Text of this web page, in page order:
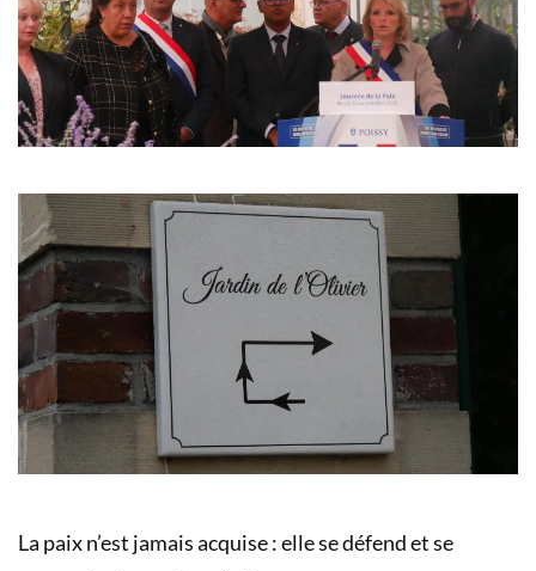
La paix n’est jamais acquise : elle se défend et se